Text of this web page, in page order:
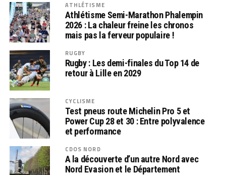
ATHLÉTISME
Athlétisme Semi-Marathon Phalempin
2026 : La chaleur freine les chronos
mais pas la ferveur populaire !
RUGBY
Rugby : Les demi-finales du Top 14 de
retour à Lille en 2029
CYCLISME
Test pneus route Michelin Pro 5 et
Power Cup 28 et 30 : Entre polyvalence
et performance
CDOS NORD
A la découverte d’un autre Nord avec
Nord Evasion et le Département